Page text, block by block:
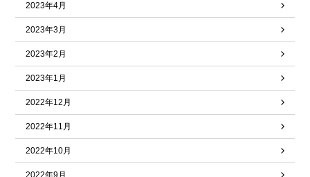
2023年4月
2023年3月
2023年2月
2023年1月
2022年12月
2022年11月
2022年10月
2022年9月